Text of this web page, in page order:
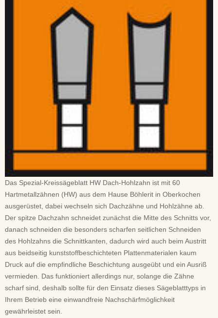
Das Spezial-Kreissägeblatt HW Dach-Hohlzahn ist mit 60
Hartmetallzähnen (HW) aus dem Hause Böhlerit in Oberkochen
ausgerüstet, dabei wechseln sich Dachzähne und Hohlzähne ab.
Der spitze Dachzahn schneidet zunächst die Mitte des Schnitts vor,
danach schneiden die besonders scharfen seitlichen Schneiden
des Hohlzahns die Schnittkanten, dadurch wird auch beim Austritt
aus beidseitig kunststoffbeschichteten Plattenmaterialen kaum
Druck auf die empfindliche Beschichtung ausgeübt und ein Ausriß
vermieden. Das funktioniert allerdings nur, solange die Zähne
scharf sind, deshalb sollte für den Einsatz dieses Sägeblatttyps in
Ihrem Betrieb eine einwandfreie Nachschärfmöglichkeit
gewährleistet sein.